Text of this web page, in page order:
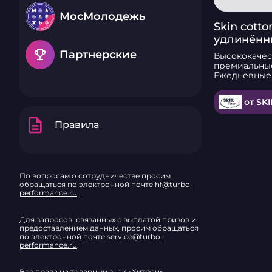
МосМолодежь
emoji_events Партнерские
description Правила
По вопросам о сотрудничестве просим
обращаться по электронной почте hf@turbo-
performance.ru.
Для запросов, связанных с выплатой призов и
предоставлением данных, просим обращаться
по электронной почте service@turbo-
performance.ru.
Skin
девочек,
женщин до
от